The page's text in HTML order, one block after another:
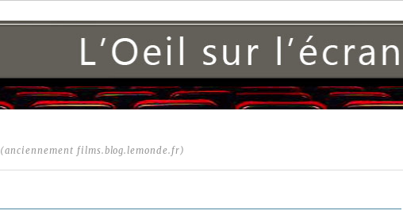
(anciennement films.blog.lemonde.fr)